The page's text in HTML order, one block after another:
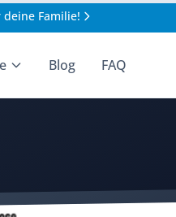
Familie!
Blog FAQ